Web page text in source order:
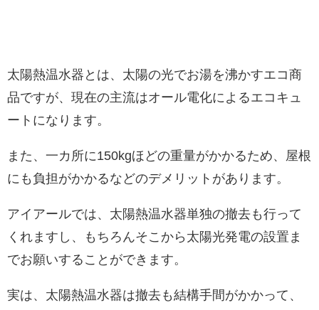
太陽熱温水器とは、太陽の光でお湯を沸かすエコ商
品ですが、現在の主流はオール電化によるエコキュ
ートになります。
また、一カ所に150kgほどの重量がかかるため、屋根
にも負担がかかるなどのデメリットがあります。
アイアールでは、太陽熱温水器単独の撤去も行って
くれますし、もちろんそこから太陽光発電の設置ま
でお願いすることができます。
実は、太陽熱温水器は撤去も結構手間がかかって、